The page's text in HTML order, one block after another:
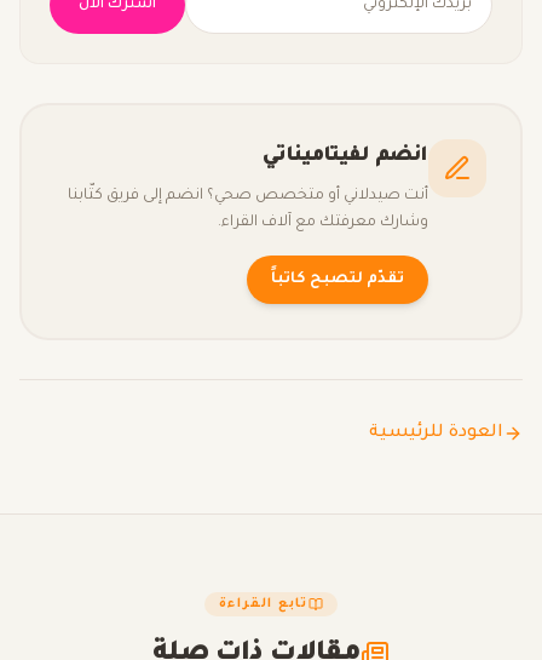
اشترك الآن
انضم لفيتاميناتي
أنت صيدلاني أو متخصص صحي؟ انضم إلى فريق كتّابنا
وشارك معرفتك مع آلاف القراء.
تقدّم لتصبح كاتباً
العودة للرئيسية
تابع القراءة